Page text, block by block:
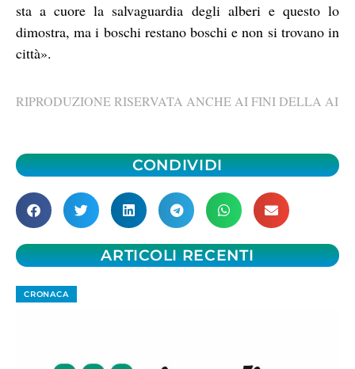
sta a cuore la salvaguardia degli alberi e questo lo
dimostra, ma i boschi restano boschi e non si trovano in
città».
RIPRODUZIONE RISERVATA ANCHE AI FINI DELLA AI
CONDIVIDI
ARTICOLI RECENTI
CRONACA